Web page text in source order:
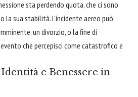
sta perdendo quota, che ci sono
la sua stabilità. L'incidente aereo può
un divorzio, o la fine di
che percepisci come catastrofico e
e Benessere in